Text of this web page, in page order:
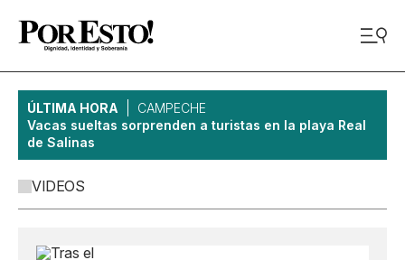
ÚLTIMA HORA
CAMPECHE
Vacas sueltas sorprenden a turistas en la playa Real
de Salinas
VIDEOS